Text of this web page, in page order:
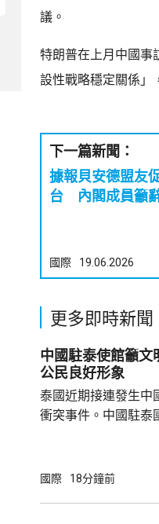
議。
特朗普在上月中國事
設性戰略穩定關係」
下一篇新聞：
據報貝安德盟友
台 內閣成員籲
國際 19.06.2026
更多即時新聞
中國駐泰使館籲
公民良好形象
泰國近期接連發生中
衝突事件。中國駐泰
定，文明旅遊、禮貌
國際 18分鐘前